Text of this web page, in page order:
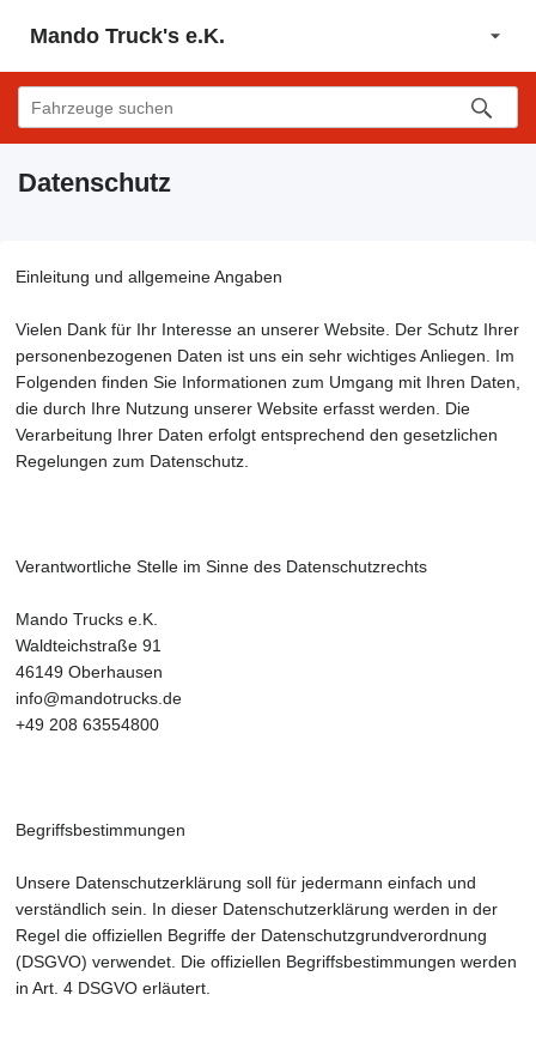
Mando Truck's e.K.
Datenschutz
Einleitung und allgemeine Angaben
Vielen Dank für Ihr Interesse an unserer Website. Der Schutz Ihrer
personenbezogenen Daten ist uns ein sehr wichtiges Anliegen. Im
Folgenden finden Sie Informationen zum Umgang mit Ihren Daten,
die durch Ihre Nutzung unserer Website erfasst werden. Die
Verarbeitung Ihrer Daten erfolgt entsprechend den gesetzlichen
Regelungen zum Datenschutz.
Verantwortliche Stelle im Sinne des Datenschutzrechts
Mando Trucks e.K.
Waldteichstraße 91
46149 Oberhausen
info@mandotrucks.de
+49 208 63554800
Begriffsbestimmungen
Unsere Datenschutzerklärung soll für jedermann einfach und
verständlich sein. In dieser Datenschutzerklärung werden in der
Regel die offiziellen Begriffe der Datenschutzgrundverordnung
(DSGVO) verwendet. Die offiziellen Begriffsbestimmungen werden
in Art. 4 DSGVO erläutert.